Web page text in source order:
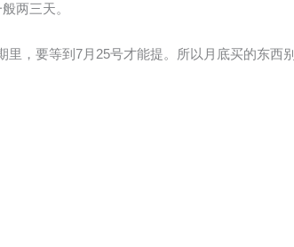
两三天。
，要等到7月25号才能提。所以月底买的东西别